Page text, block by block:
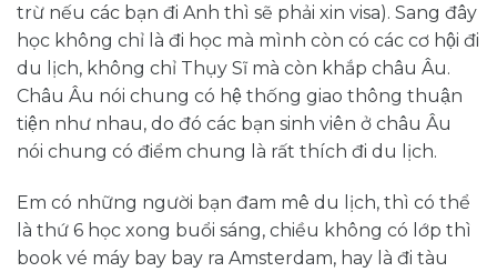
trừ nếu các bạn đi Anh thì sẽ phải xin visa). Sang đây
học không chỉ là đi học mà mình còn có các cơ hội đi
du lịch, không chỉ Thụy Sĩ mà còn khắp châu Âu.
Châu Âu nói chung có hệ thống giao thông thuận
tiện như nhau, do đó các bạn sinh viên ở châu Âu
nói chung có điểm chung là rất thích đi du lịch.
Em có những người bạn đam mê du lịch, thì có thể
là thứ 6 học xong buổi sáng, chiều không có lớp thì
book vé máy bay bay ra Amsterdam, hay là đi tàu